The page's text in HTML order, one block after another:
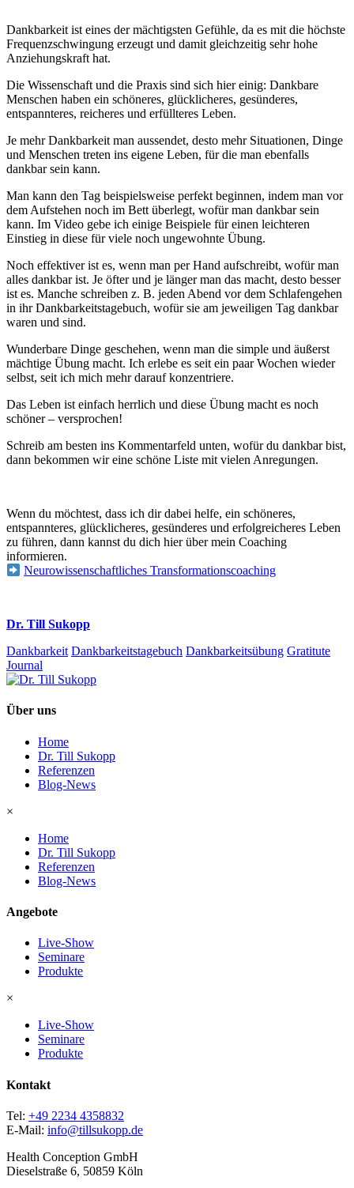
Dankbarkeit ist eines der mächtigsten Gefühle, da es mit die höchste
Frequenzschwingung erzeugt und damit gleichzeitig sehr hohe
Anziehungskraft hat.
Die Wissenschaft und die Praxis sind sich hier einig: Dankbare
Menschen haben ein schöneres, glücklicheres, gesünderes,
entspannteres, reicheres und erfüllteres Leben.
Je mehr Dankbarkeit man aussendet, desto mehr Situationen, Dinge
und Menschen treten ins eigene Leben, für die man ebenfalls
dankbar sein kann.
Man kann den Tag beispielsweise perfekt beginnen, indem man vor
dem Aufstehen noch im Bett überlegt, wofür man dankbar sein
kann. Im Video gebe ich einige Beispiele für einen leichteren
Einstieg in diese für viele noch ungewohnte Übung.
Noch effektiver ist es, wenn man per Hand aufschreibt, wofür man
alles dankbar ist. Je öfter und je länger man das macht, desto besser
ist es. Manche schreiben z. B. jeden Abend vor dem Schlafengehen
in ihr Dankbarkeitstagebuch, wofür sie am jeweiligen Tag dankbar
waren und sind.
Wunderbare Dinge geschehen, wenn man die simple und äußerst
mächtige Übung macht. Ich erlebe es seit ein paar Wochen wieder
selbst, seit ich mich mehr darauf konzentriere.
Das Leben ist einfach herrlich und diese Übung macht es noch
schöner – versprochen!
Schreib am besten ins Kommentarfeld unten, wofür du dankbar bist,
dann bekommen wir eine schöne Liste mit vielen Anregungen.
Wenn du möchtest, dass ich dir dabei helfe, ein schöneres,
entspannteres, glücklicheres, gesünderes und erfolgreicheres Leben
zu führen, dann kannst du dich hier über mein Coaching
informieren.
Neurowissenschaftliches Transformationscoaching
Dr. Till Sukopp
Dankbarkeit Dankbarkeitstagebuch Dankbarkeitsübung Gratitute
Journal
Über uns
Home
Dr. Till Sukopp
Referenzen
Blog-News
×
Home
Dr. Till Sukopp
Referenzen
Blog-News
Angebote
Live-Show
Seminare
Produkte
×
Live-Show
Seminare
Produkte
Kontakt
Tel: +49 2234 4358832
E-Mail: info@tillsukopp.de
Health Conception GmbH
Dieselstraße 6, 50859 Köln